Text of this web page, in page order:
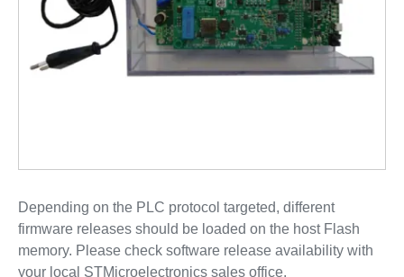
Depending on the PLC protocol targeted, different
firmware releases should be loaded on the host Flash
memory. Please check software release availability with
your local STMicroelectronics sales office.